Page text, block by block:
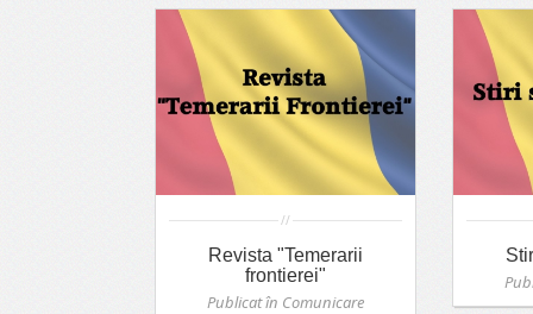
//
Revista "Temerarii
frontierei"
Publicat în Comunicare